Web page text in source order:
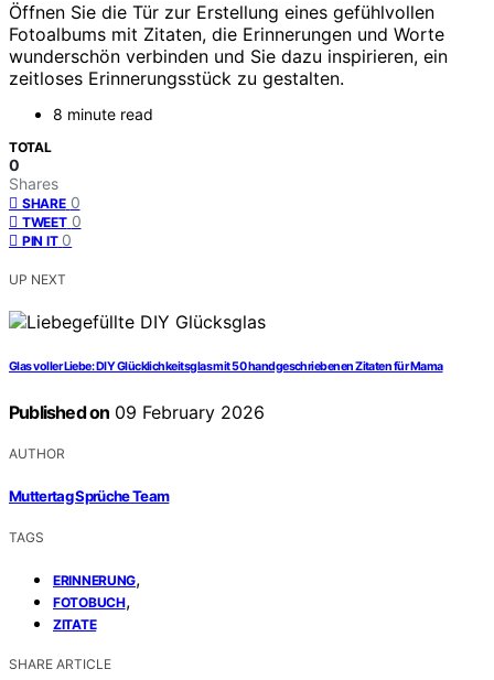
Öffnen Sie die Tür zur Erstellung eines gefühlvollen
Fotoalbums mit Zitaten, die Erinnerungen und Worte
wunderschön verbinden und Sie dazu inspirieren, ein
zeitloses Erinnerungsstück zu gestalten.
8 minute read
TOTAL
0
Shares
SHARE 0
TWEET 0
PIN IT 0
UP NEXT
Glas voller Liebe: DIY Glücklichkeitsglas mit 50 handgeschriebenen Zitaten für Mama
Published on 09 February 2026
AUTHOR
Muttertag Sprüche Team
TAGS
ERINNERUNG,
FOTOBUCH,
ZITATE
SHARE ARTICLE